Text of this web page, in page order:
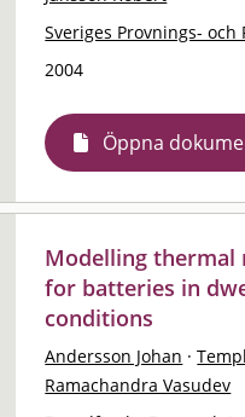
Sveriges Provnings- och
2004
Öppna
Modelling thermal
for batteries in
conditions
Andersson Johan ·
Ramachandra Vasudev